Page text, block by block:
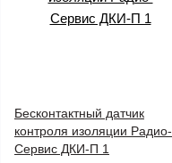
Бесконтактный датчик
контроля изоляции Радио-
Сервис ДКИ-П 1